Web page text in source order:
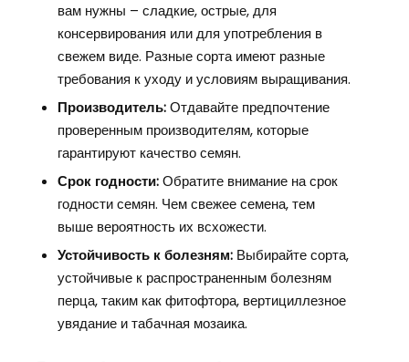
вам нужны – сладкие, острые, для
консервирования или для употребления в
свежем виде. Разные сорта имеют разные
требования к уходу и условиям выращивания.
Производитель:Отдавайте предпочтение
проверенным производителям, которые
гарантируют качество семян.
Срок годности:Обратите внимание на срок
годности семян. Чем свежее семена, тем
выше вероятность их всхожести.
Устойчивость к болезням:Выбирайте сорта,
устойчивые к распространенным болезням
перца, таким как фитофтора, вертициллезное
увядание и табачная мозаика.